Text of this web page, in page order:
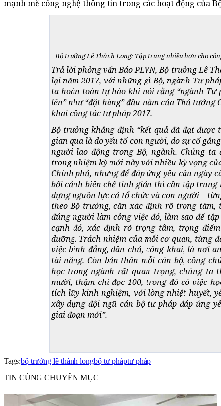
mạnh mẽ công nghệ thông tin trong các hoạt động của
Bộ trưởng Lê Thành Long: Tập trung nhiều hơn cho
Trả lời phỏng vấn Báo PLVN, Bộ trưởng Lê
lại năm 2017, với những gì Bộ, ngành Tư
ta hoàn toàn tự hào khi nói rằng “ngành Tư
lên” như “đặt hàng” đầu năm của Thủ
khai công tác tư pháp 2017.
Bộ trưởng khẳng định “kết quả đã đạt
gian qua là do yếu tố con người, do sự cố
người lao động trong Bộ, ngành. Chúng
trong nhiệm kỳ mới này với nhiều kỳ vọng
Chính phủ, nhưng để đáp ứng yêu cầu ngày
bối cảnh biên chế tinh giản thì cần tập trung
dựng nguồn lực cả tổ chức và con người –
theo Bộ trưởng, cần xác định rõ trọng tâm,
đúng người làm công việc đó, làm sao để
cạnh đó, xác định rõ trọng tâm, trọng
dưỡng. Trách nhiệm của mỗi cơ quan, từng
việc bình đẳng, dân chủ, công khai, là nơi
tài năng. Còn bản thân mỗi cán bộ, công
học trong ngành rất quan trọng, chúng ta
mười, thậm chí đọc 100, trong đó có việc
tích lũy kinh nghiệm, với lòng nhiệt huyết,
xây dựng đội ngũ cán bộ tư pháp đáp ứng
giai đoạn mới”.
Tags:bộ trưởng lê thành longbộ tư pháptư pháp
TIN CÙNG CHUYÊN MỤC